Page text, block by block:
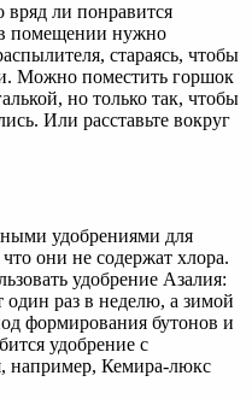
вряд ли понравится
в помещении нужно
стараясь, чтобы
Можно поместить горшок
но только так, чтобы
Или расставьте вокруг
удобрениями для
они не содержат хлора.
удобрение Азалия:
один раз в неделю, а зимой
формирования бутонов и
удобрение с
например, Кемира-люкс